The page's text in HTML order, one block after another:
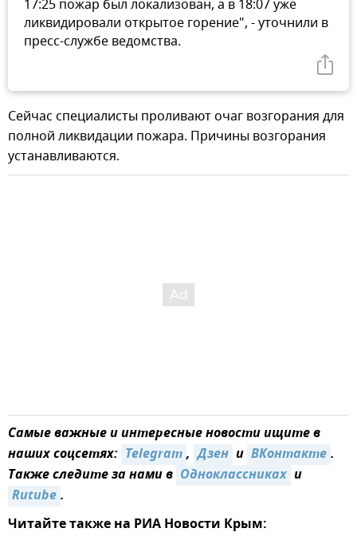
17:25 пожар был локализован, а в 18:07 уже
ликвидировали открытое горение", - уточнили в
пресс-службе ведомства.
Сейчас специалисты проливают очаг возгорания для
полной ликвидации пожара. Причины возгорания
устанавливаются.
Самые важные и интересные новости ищите в
наших соцсетях: Telegram, Дзен и ВКонтакте.
Также следите за нами в Одноклассниках и
Rutube.
Читайте также на РИА Новости Крым: